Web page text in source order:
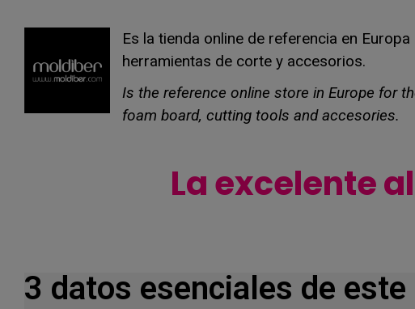
Es la tienda online de referencia en
herramientas de corte y accesorios.
Is the reference online store in Europe for
foam board, cutting tools and accesories.
La excelente
3 datos esenciales de este